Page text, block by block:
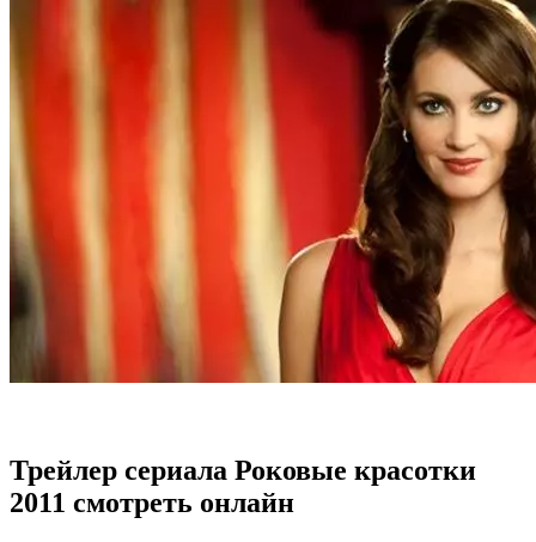
Трейлер сериала Роковые красотки
2011 смотреть онлайн